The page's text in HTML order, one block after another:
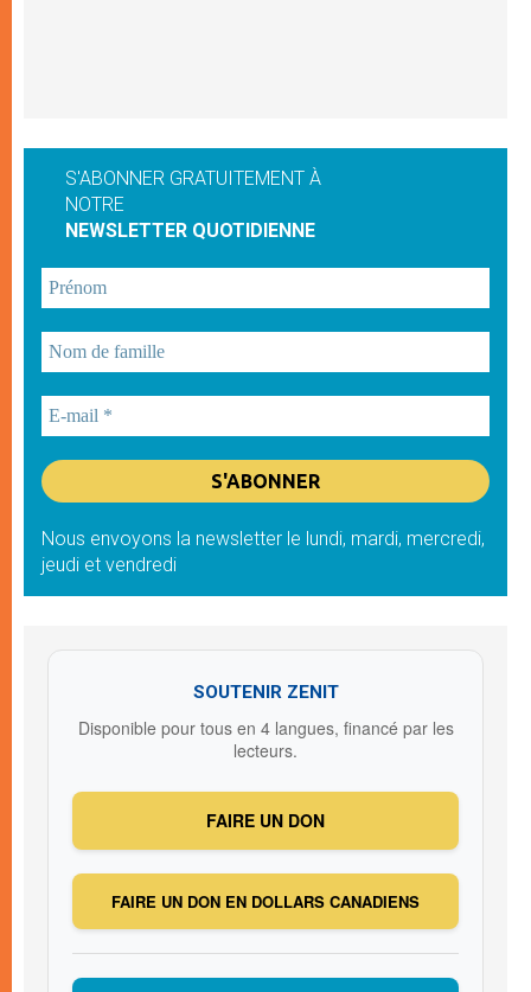
S'ABONNER GRATUITEMENT À
NOTRE
NEWSLETTER QUOTIDIENNE
Nous envoyons la newsletter le lundi, mardi, mercredi,
jeudi et vendredi
SOUTENIR ZENIT
Disponible pour tous en 4 langues, financé par les
lecteurs.
FAIRE UN DON
FAIRE UN DON EN DOLLARS CANADIENS